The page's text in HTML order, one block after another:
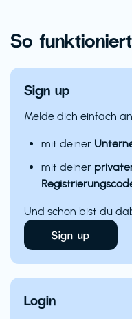
So
Sign up
Melde dich einfach
mit deiner
mit deiner
Und schon bist du
Sign up
Login